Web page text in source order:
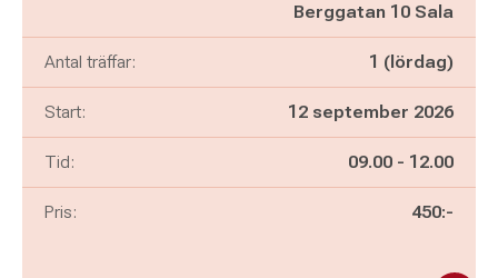
Berggatan 10 Sala
Antal träffar: 1 (lördag)
Start: 12 september 2026
Tid: Pågår mellan
09.00 - och
12.00
Pris: 450:-